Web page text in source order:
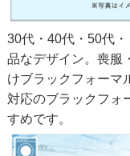
30代・40代・50代
品なデザイン。喪服
けブラックフォーマ
対応のブラックフォ
すめです。